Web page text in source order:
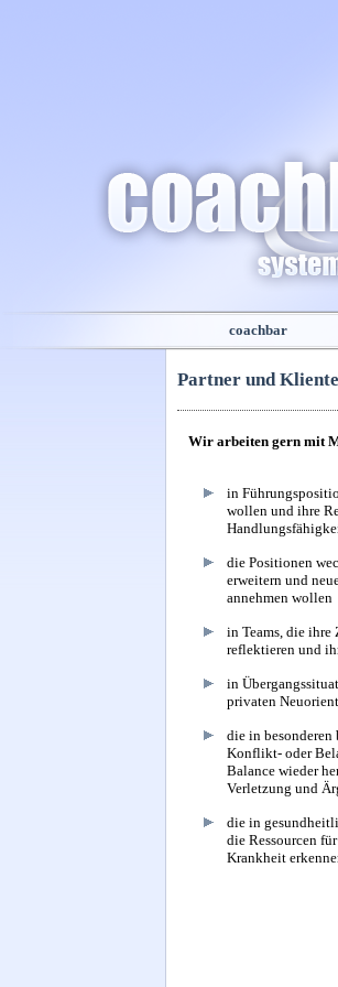
coachbar
Partner und
Wir arbeiten gern mit
in
wollen und ihre
die Positionen
erweitern und
annehmen wollen
in Teams, die ihre
reflektieren und
in
privaten
die in
Konflikt- oder
Balance wieder
Verletzung und
die in
die Ressourcen
Krankheit